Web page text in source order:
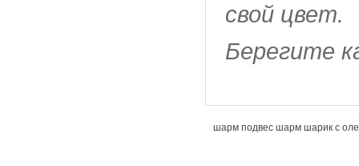
свой цвет.
Берегите
шарм подвес шарм шарик с